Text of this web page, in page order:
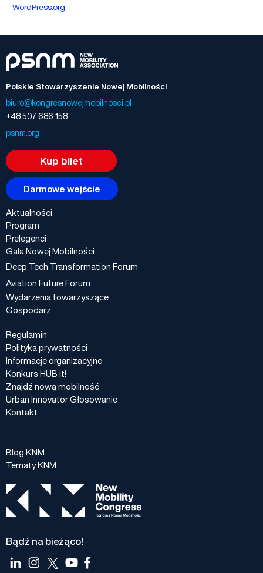
WordPress.org
Polskie Stowarzyszenie Nowej Mobilności
biuro@kongresnowejmobilnosci.pl
+48 507 686 158
psnm.org
Kup bilet
Darmowe wejście
Aktualności
Program
Prelegenci
Gala Nowej Mobilności
Deep Tech Transformation Forum
Aviation Future Forum
Wydarzenia towarzyszące
Gospodarz
Regulamin
Polityka prywatności
Informacje organizacyjne
Konkurs HUB it!
Znajdź nową mobilność
Urban Innovator Głosowanie
Kontakt
Blog KNM
Tematy KNM
Bądź na bieżąco!